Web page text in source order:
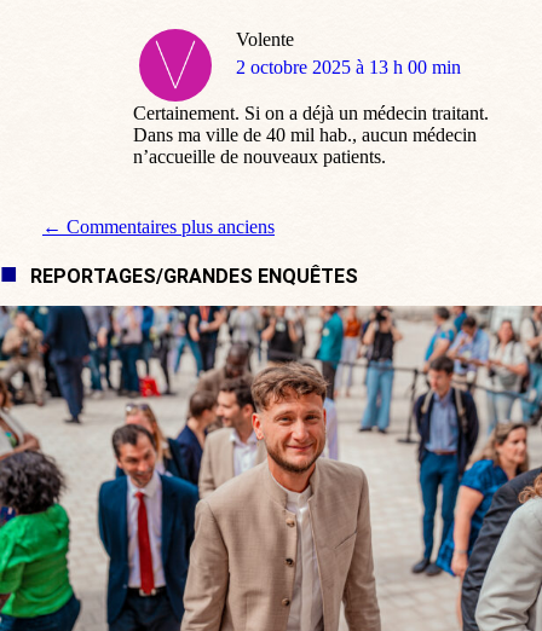
Volente
dit
2 octobre 2025 à 13 h 00 min
Certainement. Si on a déjà un médecin traitant.
Dans ma ville de 40 mil hab., aucun médecin
n’accueille de nouveaux patients.
Navigation de commentaire
← Commentaires plus anciens
REPORTAGES/GRANDES ENQUÊTES